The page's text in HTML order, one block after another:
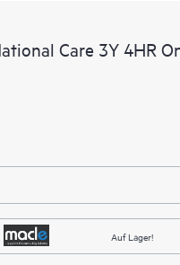
Care 3Y 4HR
Auf Lager!